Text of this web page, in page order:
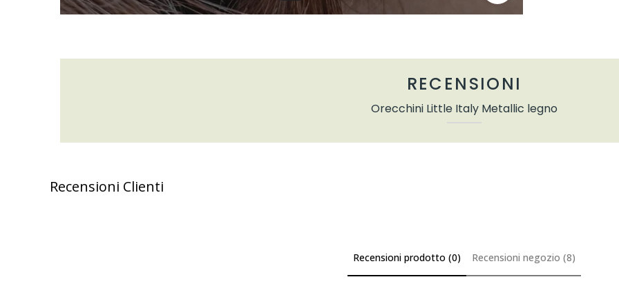
RECENSIONI
Orecchini Little Italy Metallic legno
Recensioni Clienti
Recensioni prodotto (0) Recensioni negozio (8)